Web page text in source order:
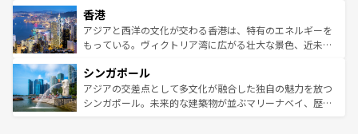
とつ。フォーやバインミー、ベトナムコーヒーなどは、ぜ
ひ現地で味わいたい。どの地域を訪れてもあたたかい人々
が旅行者を迎えてくれるので、きっと忘れられない旅にな
参照してほしい。
の活気が交差している。北部ではチェンマイなどの山岳地
帯で自然と触れ合い、南部ではプーケットやクラビの美し
いビーチでリゾート気分を楽しむことができる。タイ料理
激する。気候は一年中温暖で、どの季節にも異なる楽しみ
が待っている。親しみやすいタイの人々、仏教を中心とし
た文化、そして多様な観光資源が、訪れる旅人を魅了し続
香港
アジアと西洋の文化が交わる香港は、特有のエネルギーを
もっている。ヴィクトリア湾に広がる壮大な景色、近未来
み、どこを訪れても感動するはず。観光スポットが密集し
ており、効率よく見どころを回れるのも魅力。息をのむよ
うな絶景から文化的な体験まで、香港を存分に楽しみ尽く
シンガポール
アジアの交差点として多文化が融合した独自の魅力を放つ
シンガポール。未来的な建築物が並ぶマリーナベイ、歴史